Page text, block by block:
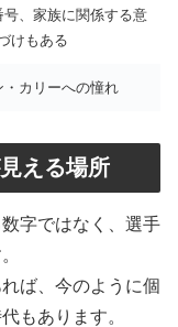
、家族に関係する意
けもある
・カリーへの憧れ
える場所
字ではなく、選手
ば、今のように個
もあります。